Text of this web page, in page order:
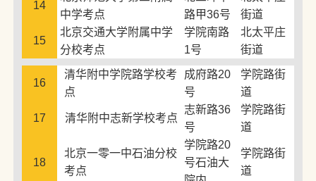
14
中学考点
路甲36号
街道
15
北京交通大学附属中学
分校考点
学院南路
1号
北太平庄
街道
16
清华附中学院路学校考
点
成府路20
号
学院路街
道
17 清华附中志新学校考点
志新路36
号
学院路街
道
18
北京一零一中石油分校
考点
学院路20
号石油大
学院路街
道